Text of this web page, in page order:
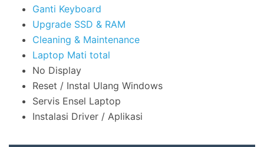
Ganti Keyboard
Upgrade SSD & RAM
Cleaning & Maintenance
Laptop Mati total
No Display
Reset / Instal Ulang Windows
Servis Ensel Laptop
Instalasi Driver / Aplikasi